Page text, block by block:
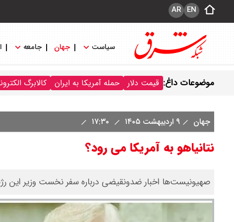
EN
AR
سیاست جهان جامعه
موضوعات داغ: قیمت دلار حمله آمریکا به ایران کالابرگ
جهان ۹ اردیبهشت ۱۴۰۵
نتانیاهو به آمریکا می رود؟
صهیونیست‌ها اخبار ضدونقیضی درباره سفر نخست وزیر این